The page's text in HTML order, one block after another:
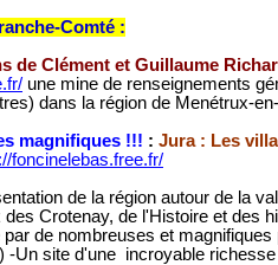
Comté :
de Clément et Guillaume
/ une mine de renseignements
dans la région de Menétrux-
magnifiques !!! : Jura : Les
foncinelebas.free.fr/
de la région autour de la
des Crotenay, de l'Histoire et des
par de nombreuses et
-Un site d'une incroyable richesse